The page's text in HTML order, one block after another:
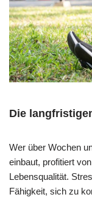
Die
Wer über Wochen
einbaut, profitiert
Lebensqualität.
Fähigkeit, sich zu